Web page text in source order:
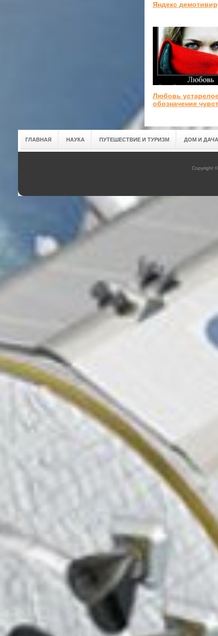
Яндекс
Любовь
обозначение
ГЛАВНАЯ НАУКА ПУТЕШЕСТВИЕ И ТУРИЗМ ДОМ И ДАЧА
Copyright